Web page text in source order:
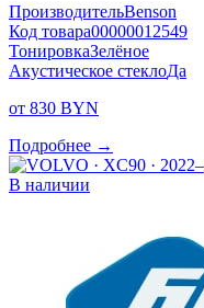
ПроизводительBenson
Код товара00000012549
ТонировкаЗелёное
Акустическое стеклоДа
от 830 BYN
Подробнее →
В наличии